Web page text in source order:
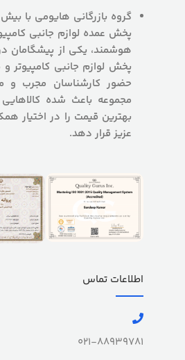
پخش عمده لوازم جانبی
هوشمند، یکی از پیشگامان
پخش لوازم جانبی کامپیوتر
حضور کارشناسان مجرب
مجموعه باعث شده کالاهایی
بهترین قیمت را در اختیار
عزیز قرار دهد.
اطلاعات تماس
021-88939781